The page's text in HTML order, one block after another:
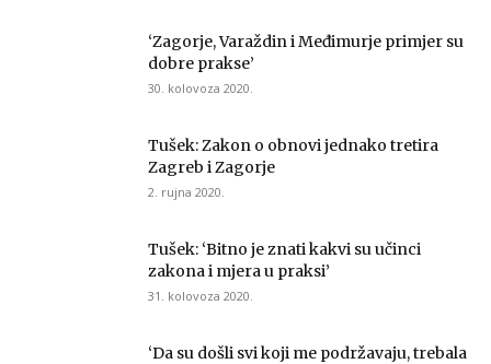
‘Zagorje, Varaždin i Međimurje primjer su
dobre prakse’
30. kolovoza 2020.
Tušek: Zakon o obnovi jednako tretira
Zagreb i Zagorje
2. rujna 2020.
Tušek: ‘Bitno je znati kakvi su učinci
zakona i mjera u praksi’
31. kolovoza 2020.
‘Da su došli svi koji me podržavaju, trebala